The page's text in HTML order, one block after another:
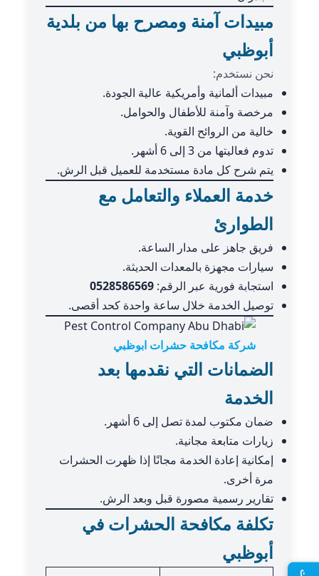
مبيدات آمنة ومصرح بها من بلدية
أبوظبي
نحن نستخدم:
مبيدات ألمانية وأمريكية عالية الجودة.
مرخصة وآمنة للأطفال والحوامل.
خالية من الروائح القوية.
تدوم فعاليتها من 3 إلى 6 أشهر.
يتم شرح كل مادة مستخدمة للعميل قبل الرش.
خدمة العملاء والتعامل مع
الطوارئ
فريق جاهز على مدار الساعة.
سيارات مجهزة بالمعدات الحديثة.
استجابة فورية عبر الرقم: 0528586569
توصيل الخدمة خلال ساعة واحدة كحد أقصى.
شركة مكافحة حشرات ابوظبي
الضمانات التي نقدمها بعد
الخدمة
ضمان مكتوب لمدة تصل إلى 6 أشهر.
زيارات متابعة مجانية.
إمكانية إعادة الخدمة مجانًا إذا ظهرت الحشرات
مرة أخرى.
تقارير رسمية مصورة قبل وبعد الرش.
تكلفة مكافحة الحشرات في
أبوظبي